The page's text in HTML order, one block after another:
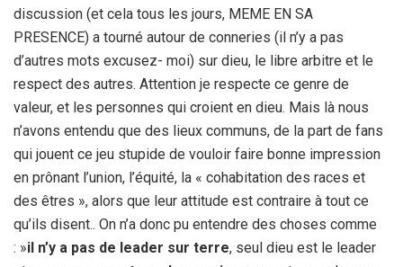
discussion (et cela tous les jours, MEME EN SA
PRESENCE) a tourné autour de conneries (il n’y a pas
d’autres mots excusez- moi) sur dieu, le libre arbitre et le
respect des autres. Attention je respecte ce genre de
valeur, et les personnes qui croient en dieu. Mais là nous
n’avons entendu que des lieux communs, de la part de fans
qui jouent ce jeu stupide de vouloir faire bonne impression
en prônant l’union, l’équité, la « cohabitation des races et
des êtres », alors que leur attitude est contraire à tout ce
qu’ils disent.. On n’a donc pu entendre des choses comme
: »il n’y a pas de leader sur terre, seul dieu est le leader